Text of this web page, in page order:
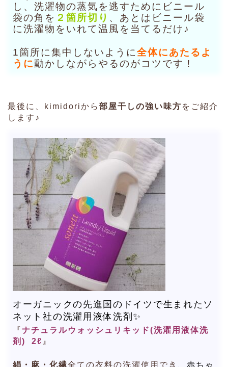
し、洗濯物の蒸気を逃すためにビニール
袋の角を ２箇所切り 、あとはビニール袋
に洗濯物をいれて温風を当てるだけ♪
1箇所に集中しないように全体にあたるよ
うに動かしながらやるのがコツです！
最後に、kimidoriから 部屋干しの強い味方 をご紹介
します♪
オーガニックの先進国のドイツで生まれたソ
ネット社の洗濯用液体洗剤✨
『ナチュラルウォッシュリキッド(洗濯用液体洗
剤) 2ℓ 』
絹・麻・化繊全ての衣料の洗濯使用でき、 赤ちゃ